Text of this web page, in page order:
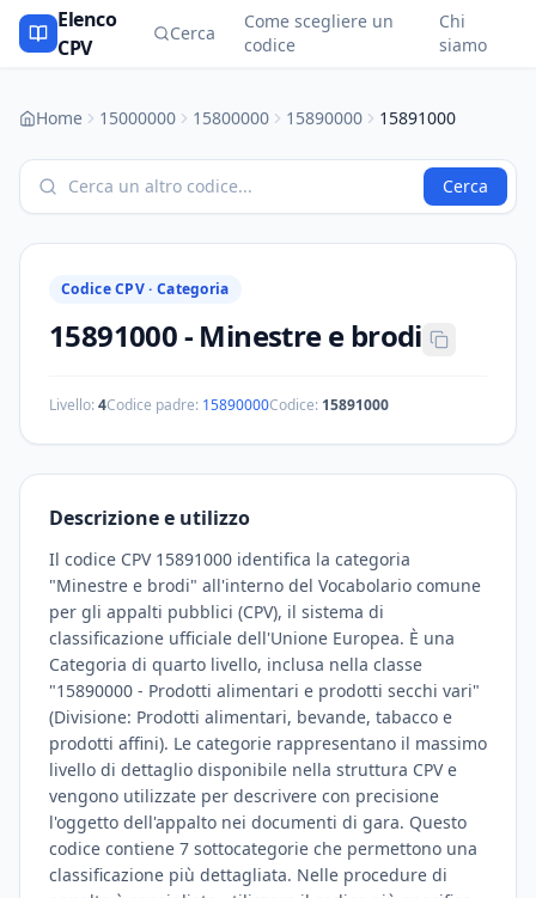
Elenco
CPV
Cerca
Come scegliere un
codice
Chi
siamo
Home 15000000 15800000 15890000 15891000
Cerca
Codice CPV · Categoria
15891000- Minestre e brodi
Livello:4Codice padre: 15890000Codice: 15891000
Descrizione e utilizzo
Il codice CPV 15891000 identifica la categoria
"Minestre e brodi" all'interno del Vocabolario comune
per gli appalti pubblici (CPV), il sistema di
classificazione ufficiale dell'Unione Europea. È una
Categoria di quarto livello, inclusa nella classe
"15890000 - Prodotti alimentari e prodotti secchi vari"
(Divisione: Prodotti alimentari, bevande, tabacco e
prodotti affini). Le categorie rappresentano il massimo
livello di dettaglio disponibile nella struttura CPV e
vengono utilizzate per descrivere con precisione
l'oggetto dell'appalto nei documenti di gara. Questo
codice contiene 7 sottocategorie che permettono una
classificazione più dettagliata. Nelle procedure di